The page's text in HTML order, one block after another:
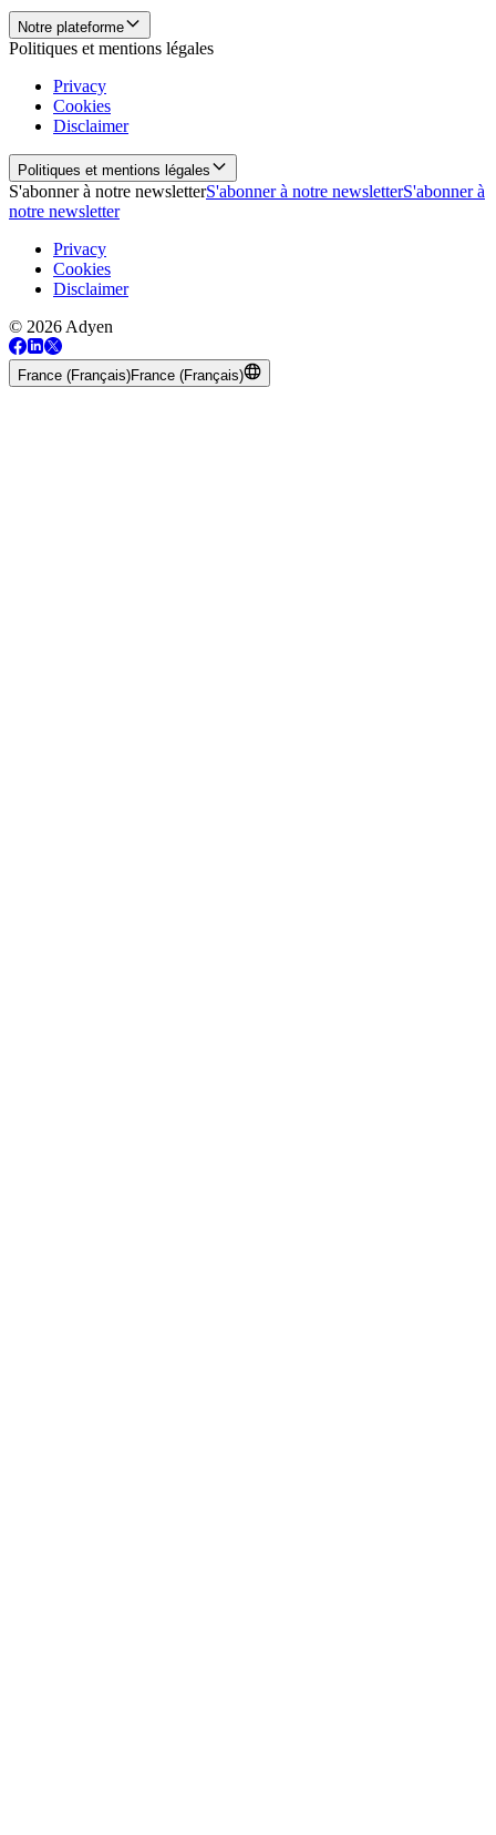
Notre plateforme
Politiques et mentions légales
Privacy
Cookies
Disclaimer
Politiques et mentions légales
S'abonner à notre newsletterS'abonner à notre newsletterS'abonner à
notre newsletter
Privacy
Cookies
Disclaimer
© 2026 Adyen
France (Français)France (Français)